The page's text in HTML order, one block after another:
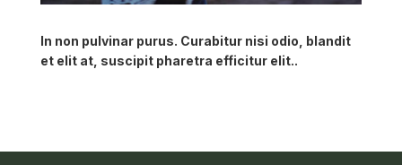
In non pulvinar purus. Curabitur nisi odio, blandit
et elit at, suscipit pharetra efficitur elit..